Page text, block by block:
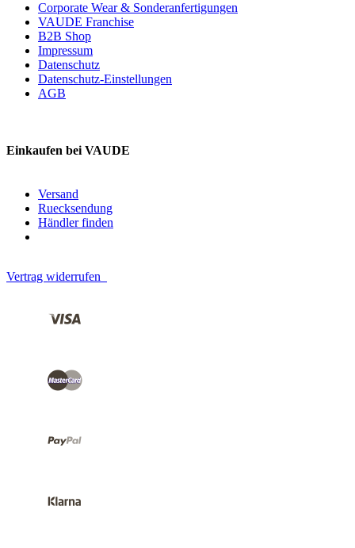
Corporate Wear & Sonderanfertigungen
VAUDE Franchise
B2B Shop
Impressum
Datenschutz
Datenschutz-Einstellungen
AGB
Einkaufen bei VAUDE
Versand
Ruecksendung
Händler finden
Vertrag widerrufen